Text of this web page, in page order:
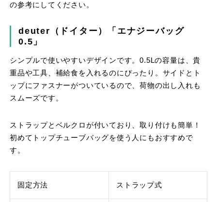
の参考にしてください。
deuter（ドイター）「エナジーバッグ
0.5」
シンプルで使いやすいデザインです。0.5Lの容量は、貴
重品や工具、補給食を入れるのにぴったり。サイドとト
ップにファスナーがついているので、荷物の出し入れも
スムーズです。
ストラップとベルクロが付いており、取り付けも簡単！
初めてトップチューブバッグを使う人にもおすすめで
す。
固定方法 ストラップ式